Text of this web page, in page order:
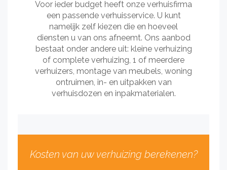
Voor ieder budget heeft onze verhuisfirma
een passende verhuisservice. U kunt
namelijk zelf kiezen die en hoeveel
diensten u van ons afneemt. Ons aanbod
bestaat onder andere uit: kleine verhuizing
of complete verhuizing, 1 of meerdere
verhuizers, montage van meubels, woning
ontruimen, in- en uitpakken van
verhuisdozen en inpakmaterialen.
Kosten van uw verhuizing berekenen?